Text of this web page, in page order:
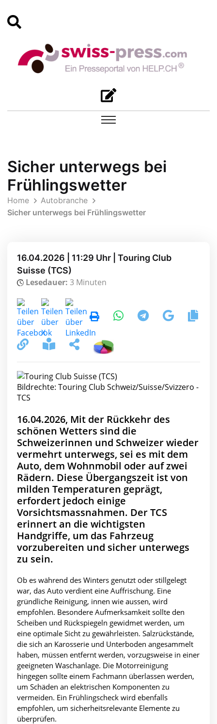
Sicher unterwegs bei
Frühlingswetter
Home
Autobranche
Sicher unterwegs bei Frühlingswetter
16.04.2026 | 11:29 Uhr | Touring Club
Suisse (TCS)
Lesedauer: 3 Minuten
Bildrechte: Touring Club Schweiz/Suisse/Svizzero -
TCS
16.04.2026, Mit der Rückkehr des
schönen Wetters sind die
Schweizerinnen und Schweizer wieder
vermehrt unterwegs, sei es mit dem
Auto, dem Wohnmobil oder auf zwei
Rädern. Diese Übergangszeit ist von
milden Temperaturen geprägt,
erfordert jedoch einige
Vorsichtsmassnahmen. Der TCS
erinnert an die wichtigsten
Handgriffe, um das Fahrzeug
vorzubereiten und sicher unterwegs
zu sein.
Ob es während des Winters genutzt oder stillgelegt
war, das Auto verdient eine Auffrischung. Eine
gründliche Reinigung, innen wie aussen, wird
empfohlen. Besondere Aufmerksamkeit sollte den
Scheiben und Rückspiegeln gewidmet werden, um
eine optimale Sicht zu gewährleisten. Salzrückstände,
die sich an Karosserie und Unterboden angesammelt
haben, müssen entfernt werden, vorzugsweise in einer
geeigneten Waschanlage. Die Motorreinigung
hingegen sollte einem Fachmann überlassen werden,
um Schäden an elektrischen Komponenten zu
vermeiden. Ein Frühlingscheck wird ebenfalls
empfohlen, um sicherheitsrelevante Elemente zu
überprüfen.